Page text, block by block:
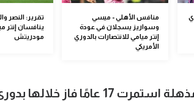
منافس الأهلي - ميسي
وسواريز يسجلان في عودة
إنتر ميامي للانتصارات بالدوري
الأمريكي
تقرير: النصر
ينافسان إنتر
مودريتش
بعد مسيرة لعب مذهلة استمرت 17